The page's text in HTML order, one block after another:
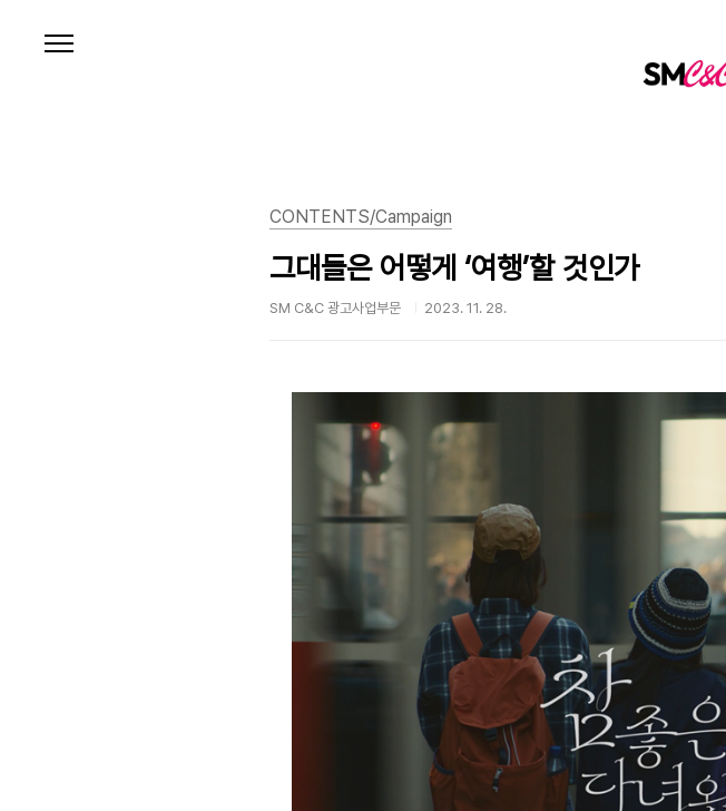
CONTENTS/Campaign
그대들은 어떻게 ‘여행’할 것인가
SM C&C 광고사업부문 2023. 11. 28.